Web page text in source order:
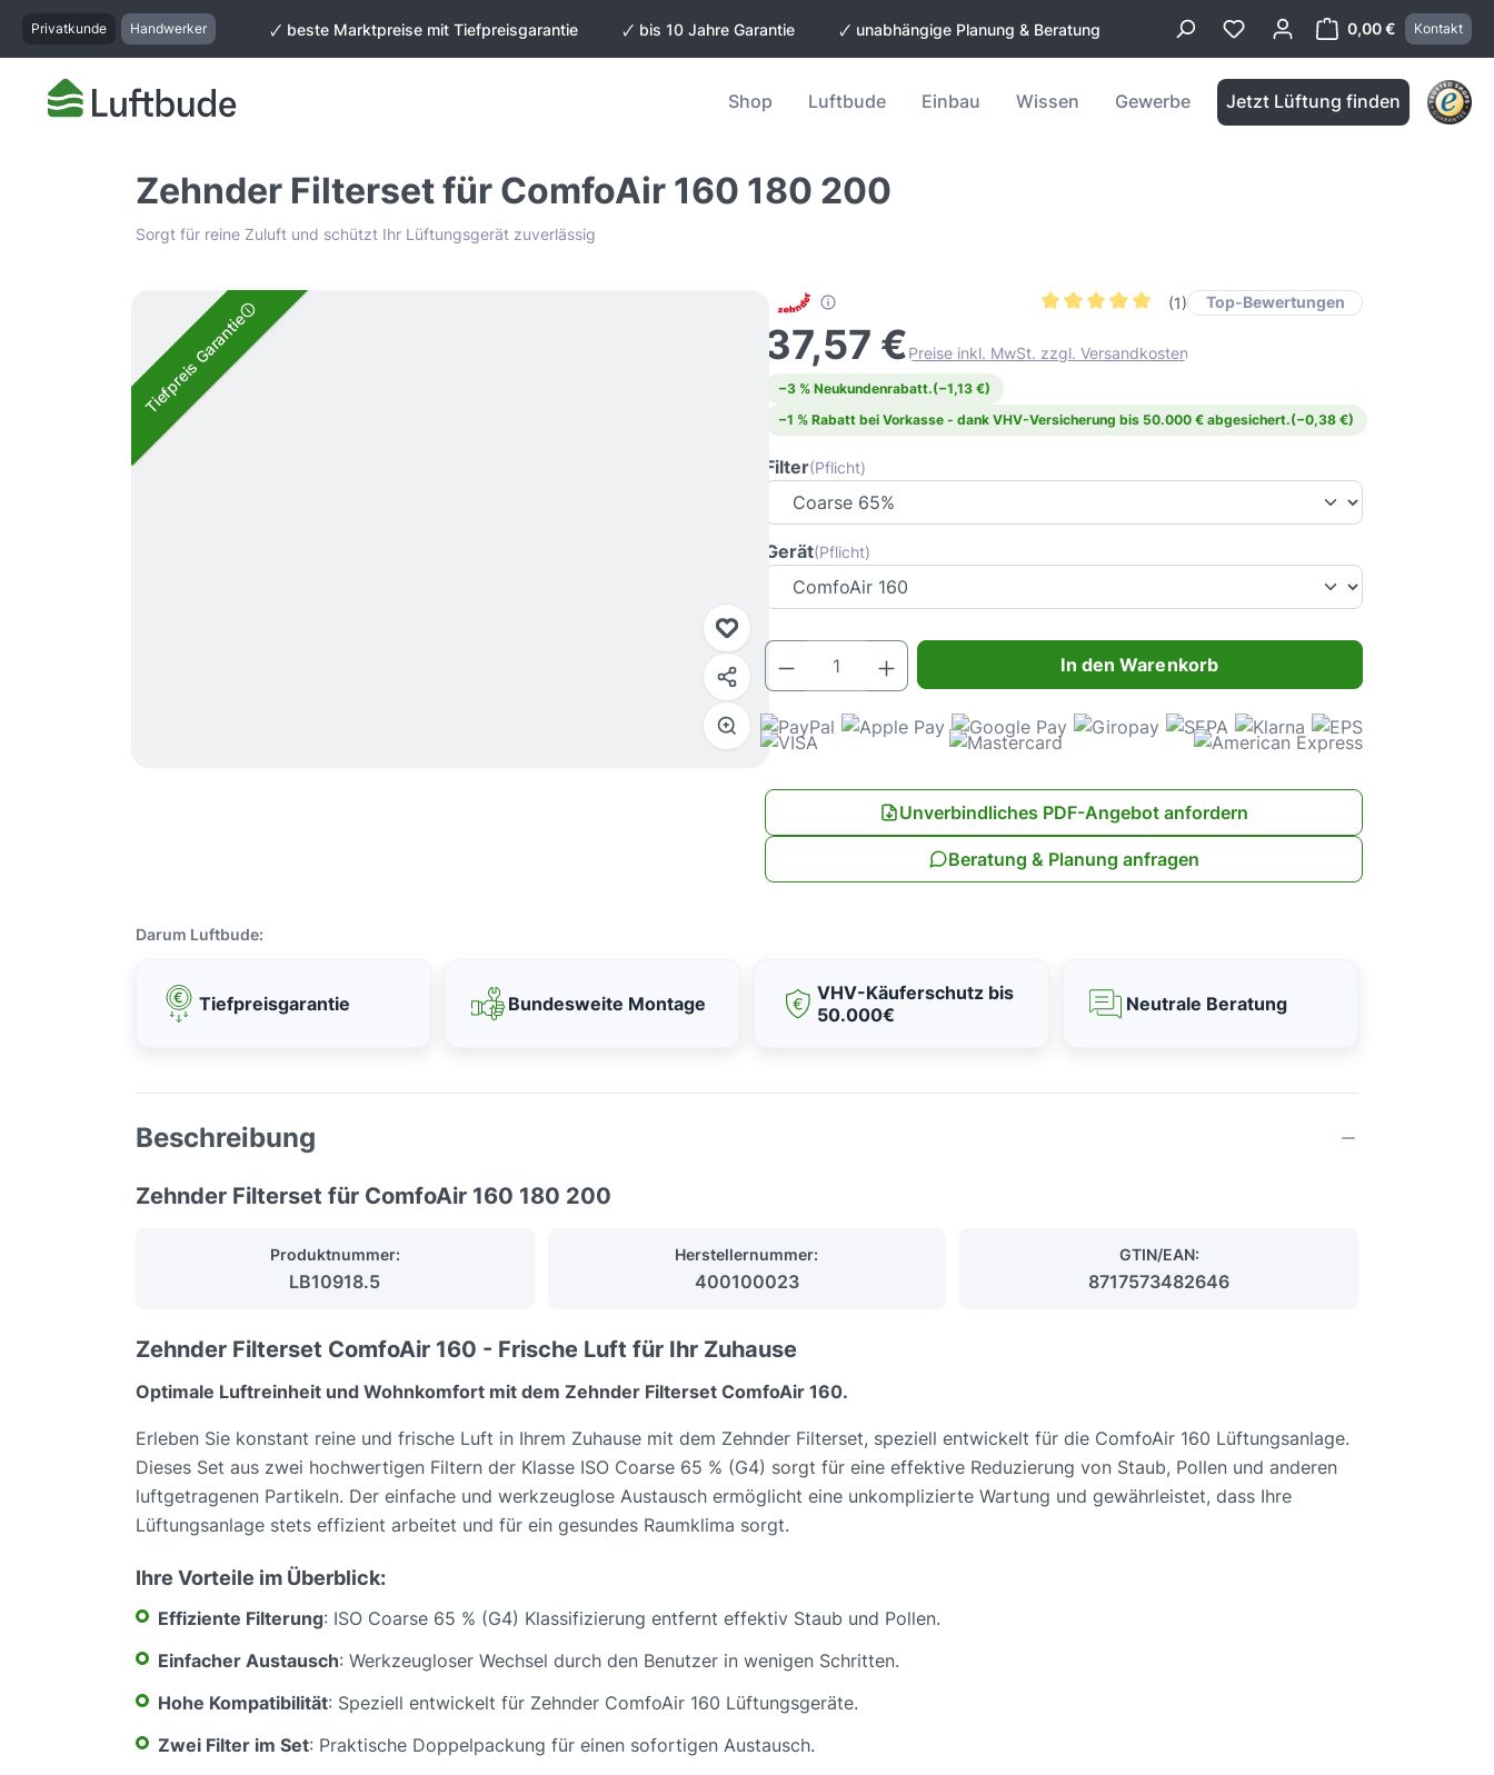
Zur Hauptnavigation springen
Privatkunde Handwerker 🗸 beste Marktpreise mit Tiefpreisgarantie 🗸 bis 10 Jahre Garantie 🗸 unabhängige Planung & Beratung 0,00 €
Warenkorb
Kontakt
Shop Luftbude Einbau Wissen Gewerbe Jetzt Lüftung finden
Zehnder Filterset für ComfoAir 160 180 200
Sorgt für reine Zuluft und schützt Ihr Lüftungsgerät zuverlässig
Bildergalerie überspringen
Tiefpreis Garantie
(1) Top-Bewertungen
37,57 €Preise inkl. MwSt. zzgl. Versandkosten
−3 % Neukundenrabatt.(−1,13 €)
−1 % Rabatt bei Vorkasse - dank VHV-Versicherung bis 50.000 € abgesichert.(−0,38 €)
Filter(Pflicht)
Gerät(Pflicht)
Produkt Anzahl: Gib den gewünschten Wert ein oder benutze die Schaltflächen
In den Warenkorb
Unverbindliches PDF-Angebot anfordern
Beratung & Planung anfragen
Darum Luftbude:
Tiefpreisgarantie Bundesweite Montage
VHV-Käuferschutz bis
50.000€
Neutrale Beratung
Beschreibung
Zehnder Filterset für ComfoAir 160 180 200
Produktnummer:
LB10918.5
Herstellernummer:
400100023
GTIN/EAN:
8717573482646
Zehnder Filterset ComfoAir 160 - Frische Luft für Ihr Zuhause
Optimale Luftreinheit und Wohnkomfort mit dem Zehnder Filterset ComfoAir 160.
Erleben Sie konstant reine und frische Luft in Ihrem Zuhause mit dem Zehnder Filterset, speziell entwickelt für die ComfoAir 160 Lüftungsanlage.
Dieses Set aus zwei hochwertigen Filtern der Klasse ISO Coarse 65 % (G4) sorgt für eine effektive Reduzierung von Staub, Pollen und anderen
luftgetragenen Partikeln. Der einfache und werkzeuglose Austausch ermöglicht eine unkomplizierte Wartung und gewährleistet, dass Ihre
Lüftungsanlage stets effizient arbeitet und für ein gesundes Raumklima sorgt.
Ihre Vorteile im Überblick:
Effiziente Filterung: ISO Coarse 65 % (G4) Klassifizierung entfernt effektiv Staub und Pollen.
Einfacher Austausch: Werkzeugloser Wechsel durch den Benutzer in wenigen Schritten.
Hohe Kompatibilität: Speziell entwickelt für Zehnder ComfoAir 160 Lüftungsgeräte.
Zwei Filter im Set: Praktische Doppelpackung für einen sofortigen Austausch.